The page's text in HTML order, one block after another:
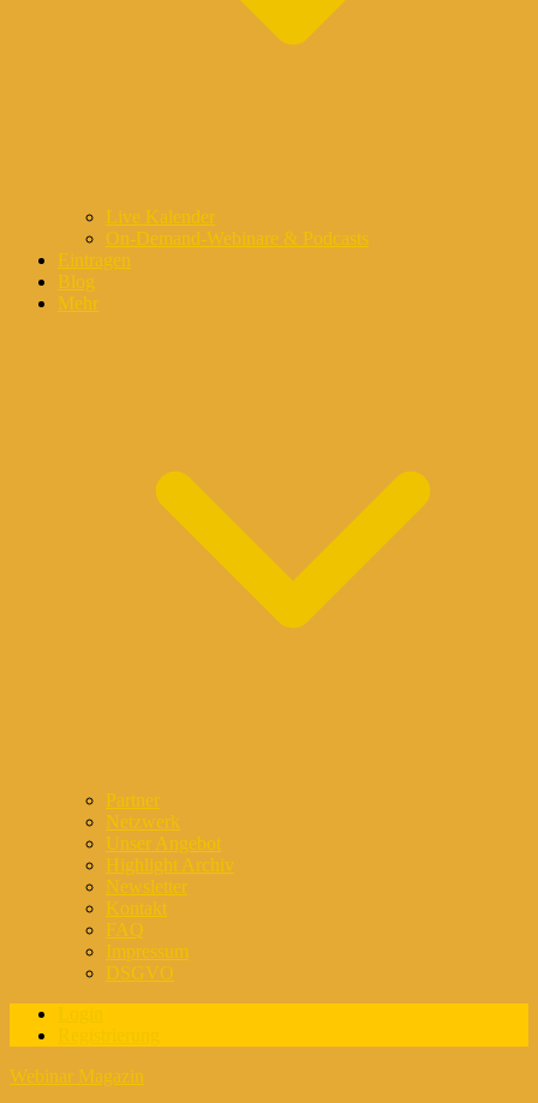
Live Kalender
On-Demand-Webinare & Podcasts
Eintragen
Blog
Mehr
Partner
Netzwerk
Unser Angebot
Highlight Archiv
Newsletter
Kontakt
FAQ
Impressum
DSGVO
Webinar Magazin